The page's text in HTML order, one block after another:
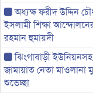
অধ্যক্ষ ফরীদ উদ্দিন
ইসলামী শিক্ষা
রহমান হুমায়দী
ঝিংগাবাড়ী
জামায়াত নেতা
শুভেচ্ছা